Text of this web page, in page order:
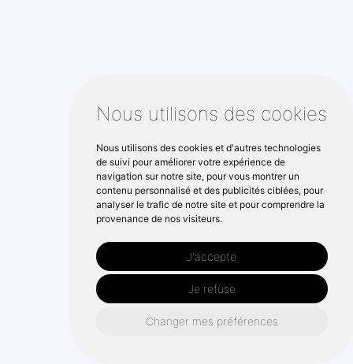
Nous utilisons des cookies
Nous utilisons des cookies et d'autres technologies
de suivi pour améliorer votre expérience de
navigation sur notre site, pour vous montrer un
contenu personnalisé et des publicités ciblées, pour
analyser le trafic de notre site et pour comprendre la
provenance de nos visiteurs.
J'accepte
Je refuse
Changer mes préférences